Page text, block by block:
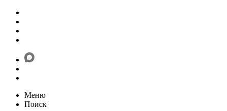
Меню
Поиск